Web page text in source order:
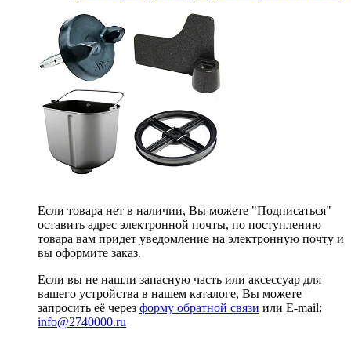
Если товара нет в наличии, Вы можете "Подписаться"
оставить адрес электронной почты, по поступлению
товара вам придет уведомление на электронную почту и
вы оформите заказ.
Если вы не нашли запасную часть или аксессуар для
вашего устройства в нашем каталоге, Вы можете
запросить её через форму обратной связи или E-mail:
info@2740000.ru